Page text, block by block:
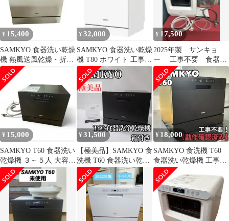
¥ 15,400
SAMKYO 食器洗い乾燥
機 熱風送風乾燥・折り
たたみ給水バケツ付き
T60
¥ 32,000
SAMKYO 食器洗い乾燥
機 T80 ホワイト 工事不
要
¥ 17,500
2025年製 サンキョ
ー 工事不要 食器洗
い乾燥機 1～3人用 18点
T40
¥ 15,000
SAMKYO T60 食器洗い
乾燥機 ３～５人 大容量
工事不要 黒 食洗器
¥31,500
【極美品】SAMKYO 食
洗機 T60 食器洗い乾燥
機 箱付き ブラック
¥ 18,000
SAMKYO 食洗機 T60
食器洗い乾燥機 工事不
要 タンク式